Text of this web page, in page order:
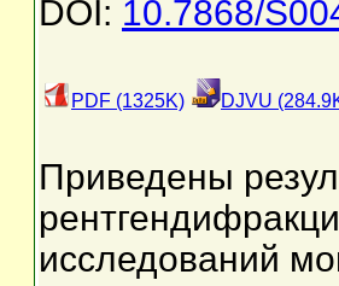
DOI: 10.7868/
PDF (1325K) DJVU
Приведены
исследований